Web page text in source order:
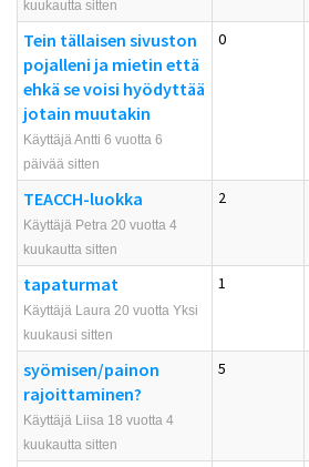
kuukautta sitten
Tein tällaisen sivuston
pojalleni ja mietin että
ehkä se voisi hyödyttää
jotain muutakin
Käyttäjä Antti 6 vuotta 6
päivää sitten
0
TEACCH-luokka
Käyttäjä Petra 20 vuotta 4
kuukautta sitten
2
tapaturmat
Käyttäjä Laura 20 vuotta Yksi
kuukausi sitten
1
syömisen/painon
rajoittaminen?
Käyttäjä Liisa 18 vuotta 4
kuukautta sitten
5